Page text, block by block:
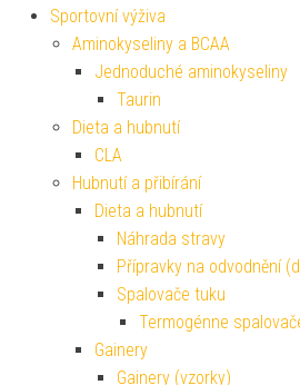
Sportovní výživa
Aminokyseliny a BCAA
Jednoduché aminokyseliny
Taurin
Dieta a hubnutí
CLA
Hubnutí a přibírání
Dieta a hubnutí
Náhrada stravy
Přípravky na odvodnění
Spalovače tuku
Termogénne
Gainery
Gainery (vzorky)